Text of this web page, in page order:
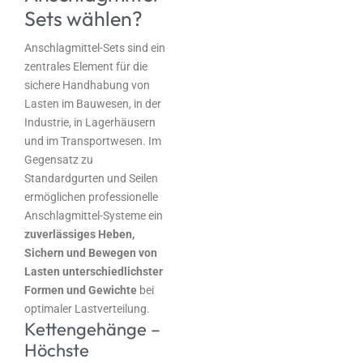
Sets wählen?
Anschlagmittel-Sets sind ein
zentrales Element für die
sichere Handhabung von
Lasten im Bauwesen, in der
Industrie, in Lagerhäusern
und im Transportwesen. Im
Gegensatz zu
Standardgurten und Seilen
ermöglichen professionelle
Anschlagmittel-Systeme ein
zuverlässiges Heben,
Sichern und Bewegen von
Lasten unterschiedlichster
Formen und Gewichte bei
optimaler Lastverteilung.
Kettengehänge –
Höchste